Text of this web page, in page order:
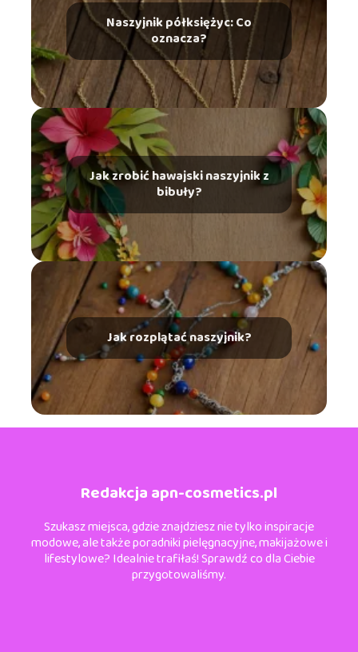
Naszyjnik półksiężyc: Co
oznacza?
Jak zrobić hawajski naszyjnik z
bibuły?
Jak rozplątać naszyjnik?
Redakcja apn-cosmetics.pl
Szukasz miejsca, gdzie znajdziesz nie tylko inspiracje
modowe, ale także poradniki pielęgnacyjne, makijażowe i
lifestylowe? Idealnie trafiłaś! Sprawdź co dla Ciebie
przygotowaliśmy.